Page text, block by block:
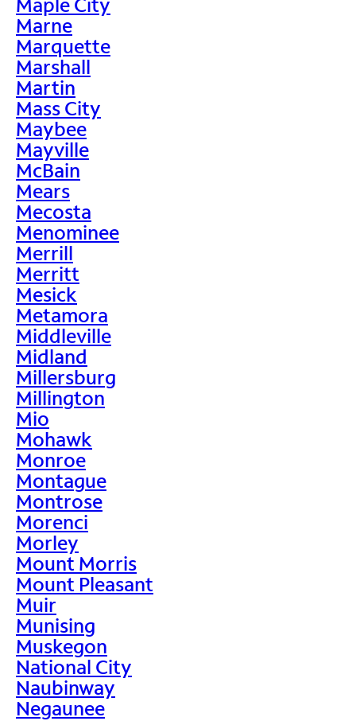
Marne
Marquette
Marshall
Martin
Mass City
Maybee
Mayville
McBain
Mears
Mecosta
Menominee
Merrill
Merritt
Mesick
Metamora
Middleville
Midland
Millersburg
Millington
Mio
Mohawk
Monroe
Montague
Montrose
Morenci
Morley
Mount Morris
Mount Pleasant
Muir
Munising
Muskegon
National City
Naubinway
Negaunee